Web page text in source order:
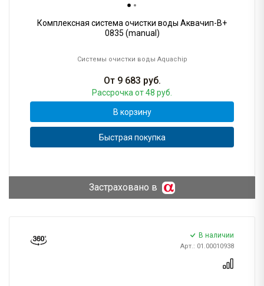
Комплексная система очистки воды Аквачип-B+
0835 (manual)
Системы очистки воды Aquachip
От 9 683 руб.
Рассрочка от 48 руб.
В корзину
Быстрая покупка
Застраховано в
В наличии
Арт.: 01.00010938